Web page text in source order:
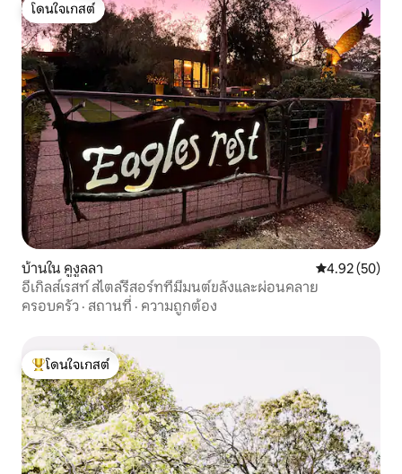
โดนใจเกสต์
โดนใจเกสต์
บ้านใน คูงูลลา คะแนนเฉลี่ย
4.92 (50)
อีเกิลส์เรสท์ สไตล์รีสอร์ทที่มีมนต์ขลังและผ่อนคลาย
ครอบครัว · สถานที่ · ความถูกต้อง
โดนใจเกสต์ที่สุด
โดนใจเกสต์